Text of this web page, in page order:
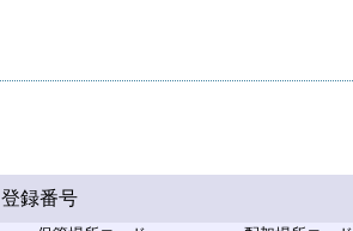
登録番号